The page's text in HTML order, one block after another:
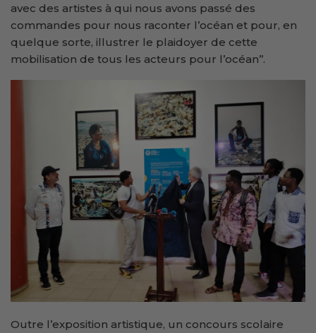
avec des artistes à qui nous avons passé des
commandes pour nous raconter l’océan et pour, en
quelque sorte, illustrer le plaidoyer de cette
mobilisation de tous les acteurs pour l’océan’’.
Outre l’exposition artistique, un concours scolaire